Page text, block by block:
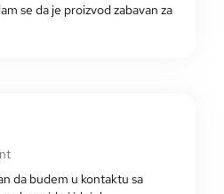
se da je proizvod zabavan za
da budem u kontaktu sa